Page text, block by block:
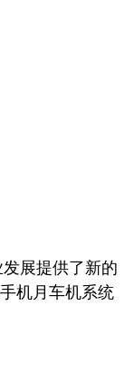
展提供了新的
机月车机系统